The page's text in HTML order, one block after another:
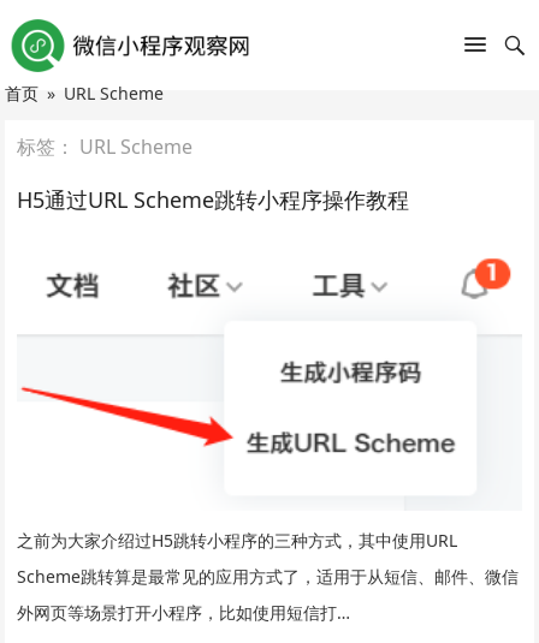
首页 » URL Scheme
标签： URL Scheme
H5通过URL Scheme跳转小程序操作教程
之前为大家介绍过H5跳转小程序的三种方式，其中使用URL
Scheme跳转算是最常见的应用方式了，适用于从短信、邮件、微信
外网页等场景打开小程序，比如使用短信打…